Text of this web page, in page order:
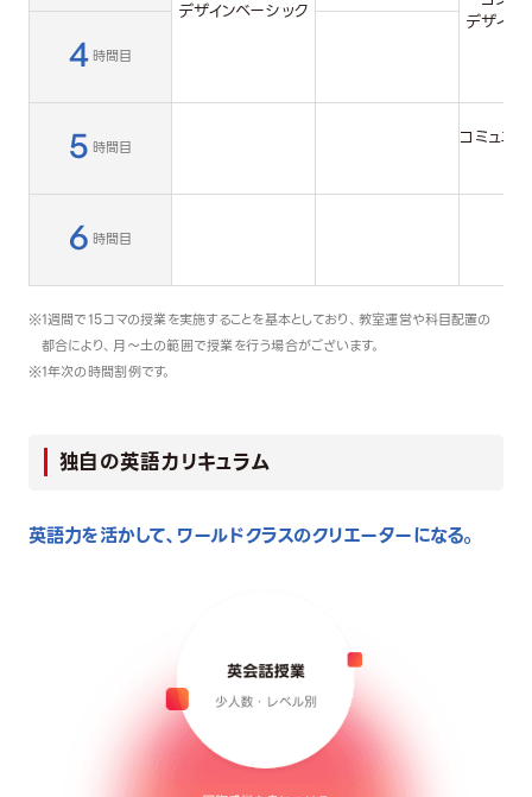
デザインベーシック
デザイン
4 時間目
5 時間目
コミュニ
6 時間目
1週間で15コマの授業を実施することを基本としており、教室運営や科目配置の
都合により、月～土の範囲で授業を行う場合がございます。
1年次の時間割例です。
独自の英語カリキュラム
英語力を活かして、ワールドクラスのクリエーターになる。